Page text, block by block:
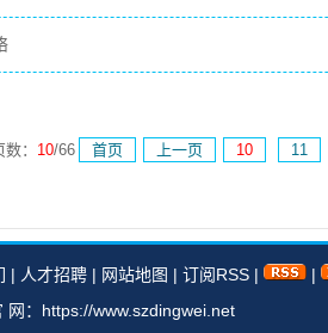
： 10/66 首页 上一页 10 11
| 人才招聘 | 网站地图 | 订阅RSS |
|
网：https://www.szdingwei.net